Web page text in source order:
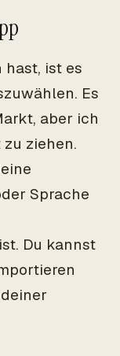
ist es
Es
aber ich
ziehen.
Sprache
Du kannst